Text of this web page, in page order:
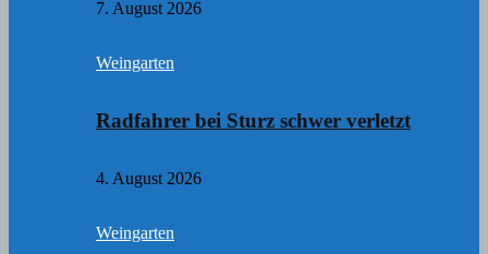
7. August 2026
Weingarten
Radfahrer bei Sturz schwer verletzt
4. August 2026
Weingarten